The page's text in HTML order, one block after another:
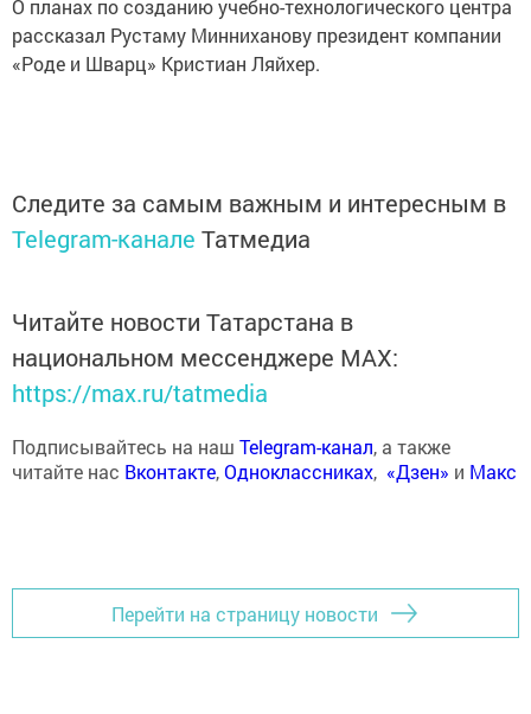
О планах по созданию учебно-технологического центра
рассказал Рустаму Минниханову президент компании
«Роде и Шварц» Кристиан Ляйхер.
Следите за самым важным и интересным в
Telegram-канале Татмедиа
Читайте новости Татарстана в
национальном мессенджере MАХ:
https://max.ru/tatmedia
Подписывайтесь на наш Telegram-канал, а также
читайте нас Вконтакте,Одноклассниках, «Дзен» и Макс
Перейти на страницу новости